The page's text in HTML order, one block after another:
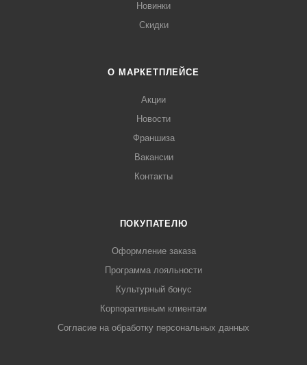
Новинки
Скидки
О МАРКЕТПЛЕЙСЕ
Акции
Новости
Франшиза
Вакансии
Контакты
ПОКУПАТЕЛЮ
Оформление заказа
Программа лояльности
Культурный бонус
Корпоративным клиентам
Согласие на обработку персональных данных